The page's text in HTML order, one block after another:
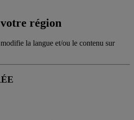
région
la langue et/ou le contenu sur